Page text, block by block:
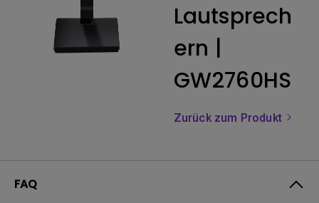
Lautsprech
ern |
GW2760HS
Zurück zum Produkt
FAQ